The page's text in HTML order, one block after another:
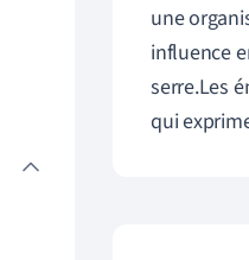
une
influence
serre.Les
qui